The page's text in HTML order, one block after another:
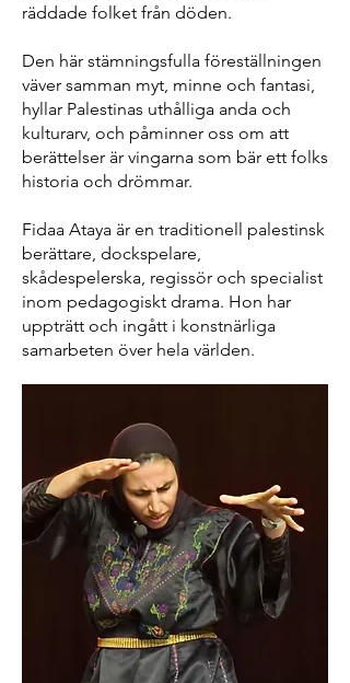
räddade folket från döden.
Den här stämningsfulla föreställningen
väver samman myt, minne och fantasi,
hyllar Palestinas uthålliga anda och
kulturarv, och påminner oss om att
berättelser är vingarna som bär ett folks
historia och drömmar.
Fidaa Ataya är en traditionell palestinsk
berättare, dockspelare,
skådespelerska, regissör och specialist
inom pedagogiskt drama. Hon har
uppträtt och ingått i konstnärliga
samarbeten över hela världen.